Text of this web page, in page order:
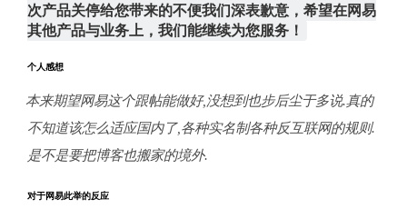
次产品关停给您带来的不便我们深表歉意，希望在网易
其他产品与业务上，我们能继续为您服务！
个人感想
本来期望网易这个跟帖能做好,没想到也步后尘于多说.真的
不知道该怎么适应国内了,各种实名制各种反互联网的规则.
是不是要把博客也搬家的境外.
对于网易此举的反应